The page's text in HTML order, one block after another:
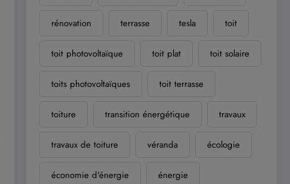
rénovation terrasse tesla toit
toit photovoltaïque toit plat toit solaire
toits photovoltaïques toit terrasse
toiture transition énergétique travaux
travaux de toiture véranda écologie
économie d'énergie énergie